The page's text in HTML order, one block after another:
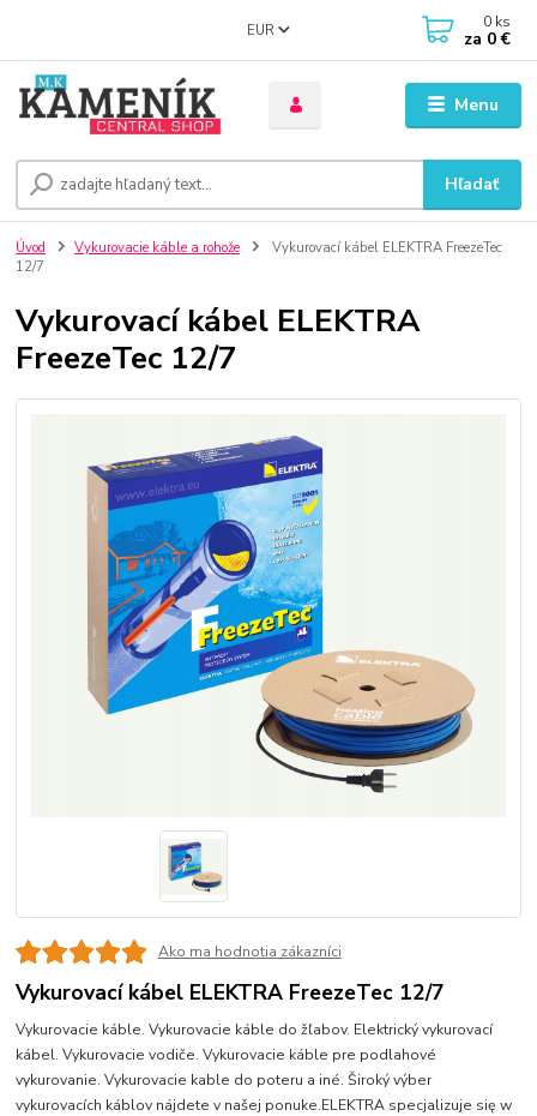
Menu
EUR
Hľadať
0 ks
za 0 €
Úvod Vykurovacie káble a rohože
Vykurovací kábel ELEKTRA FreezeTec
12/7
Vykurovací kábel ELEKTRA
FreezeTec 12/7
Ako ma hodnotia zákazníci
Vykurovací kábel ELEKTRA FreezeTec 12/7
Vykurovacie káble. Vykurovacie káble do žľabov. Elektrický vykurovací
kábel. Vykurovacie vodiče. Vykurovacie káble pre podlahové
vykurovanie. Vykurovacie kable do poteru a iné. Široký výber
vykurovacích káblov nájdete v našej ponuke.ELEKTRA specjalizuje się w